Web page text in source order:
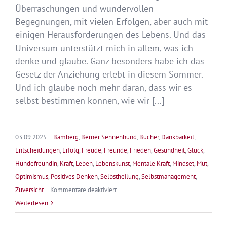
Überraschungen und wundervollen
Begegnungen, mit vielen Erfolgen, aber auch mit
einigen Herausforderungen des Lebens. Und das
Universum unterstützt mich in allem, was ich
denke und glaube. Ganz besonders habe ich das
Gesetz der Anziehung erlebt in diesem Sommer.
Und ich glaube noch mehr daran, dass wir es
selbst bestimmen können, wie wir [...]
03.09.2025 | Bamberg, Berner Sennenhund, Bücher, Dankbarkeit,
Entscheidungen, Erfolg, Freude, Freunde, Frieden,Gesundheit,Glück,
Hundefreundin, Kraft, Leben, Lebenskunst, Mentale Kraft, Mindset, Mut,
Optimismus, Positives Denken,Selbstheilung,Selbstmanagement,
Zuversicht | Kommentare deaktiviertfür
der
Weiterlesen